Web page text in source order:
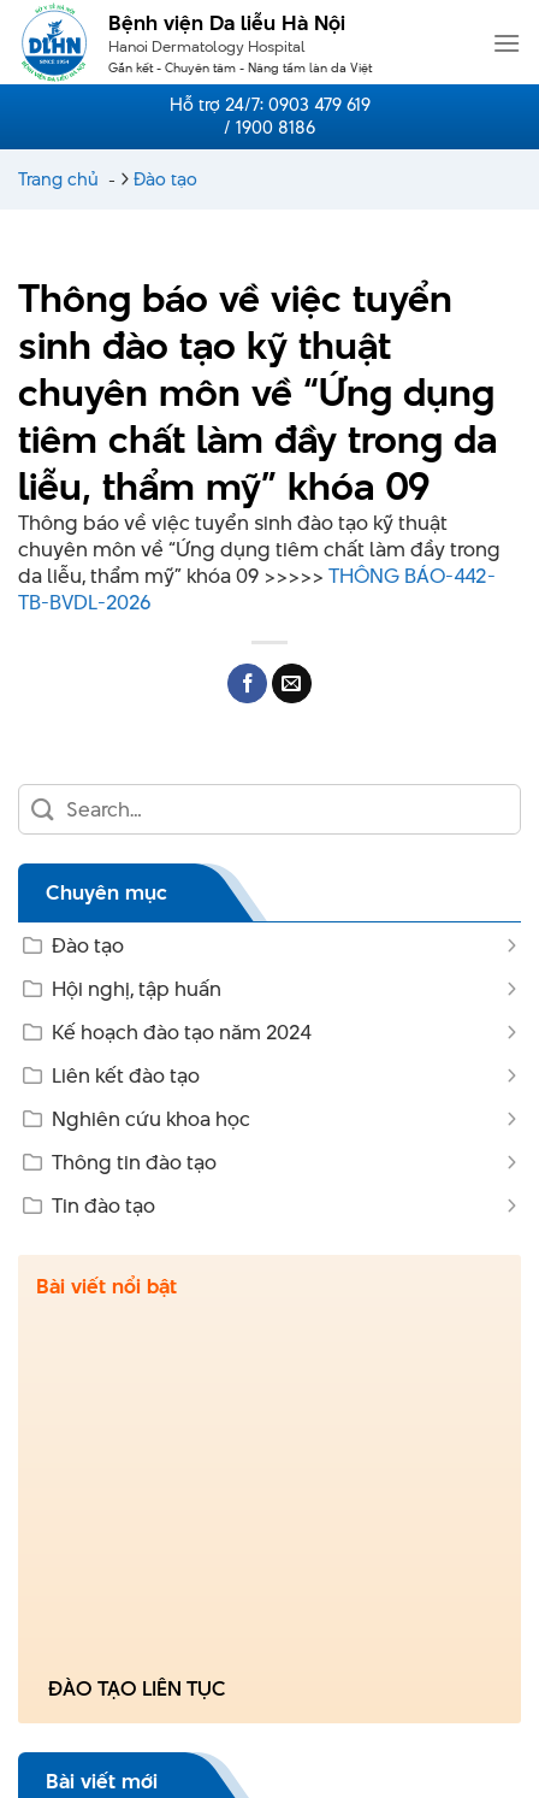
Skip
content
Bệnh viện Da liễu Hà Nội
Hanoi Dermatology Hospital
Gắn kết - Chuyên tâm - Nâng tầm làn da Việt
Hỗ trợ 24/7: 0903 479 619
/ 1900 8186
Trang chủ - Đào tạo
Thông báo về việc tuyển
sinh đào tạo kỹ thuật
chuyên môn về “Ứng dụng
tiêm chất làm đầy trong da
liễu, thẩm mỹ” khóa 09
Thông báo về việc tuyển sinh đào tạo kỹ thuật
chuyên môn về “Ứng dụng tiêm chất làm đầy trong
da liễu, thẩm mỹ” khóa 09 >>>>> THÔNG BÁO-442-
TB-BVDL-2026
Chuyên mục
Đào tạo
Hội nghị, tập huấn
Kế hoạch đào tạo năm 2024
Liên kết đào tạo
Nghiên cứu khoa học
Thông tin đào tạo
Tin đào tạo
Bài viết nổi bật
ĐÀO TẠO LIÊN TỤC
Bài viết mới